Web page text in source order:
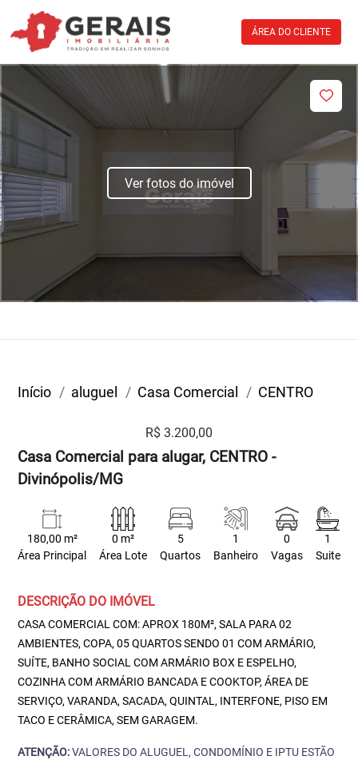
ÁREA DO CLIENTE
Ver fotos do imóvel
Início aluguel Casa Comercial CENTRO
R$ 3.200,00
Casa Comercial para alugar, CENTRO -
Divinópolis/MG
180,00 m²
Área Principal
0 m²
Área Lote
5
Quartos
1
Banheiro
0
Vagas
1
Suite
DESCRIÇÃO DO IMÓVEL
CASA COMERCIAL COM: APROX 180M², SALA PARA 02
AMBIENTES, COPA, 05 QUARTOS SENDO 01 COM ARMÁRIO,
SUÍTE, BANHO SOCIAL COM ARMÁRIO BOX E ESPELHO,
COZINHA COM ARMÁRIO BANCADA E COOKTOP, ÁREA DE
SERVIÇO, VARANDA, SACADA, QUINTAL, INTERFONE, PISO EM
TACO E CERÂMICA, SEM GARAGEM.
ATENÇÃO:VALORES DO ALUGUEL, CONDOMÍNIO E IPTU ESTÃO